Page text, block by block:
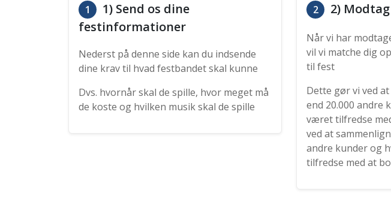
1
1) Send os dine
festinformationer
Nederst på denne side kan du indsende
dine krav til hvad festbandet skal kunne
Dvs. hvornår skal de spille, hvor meget må
de koste og hvilken musik skal de spille
2 2)
Når vi har
vil vi matche dig
til fest
Dette gør vi ved
end 20.000 andre
været tilfredse
ved at
andre kunder og
tilfredse med at